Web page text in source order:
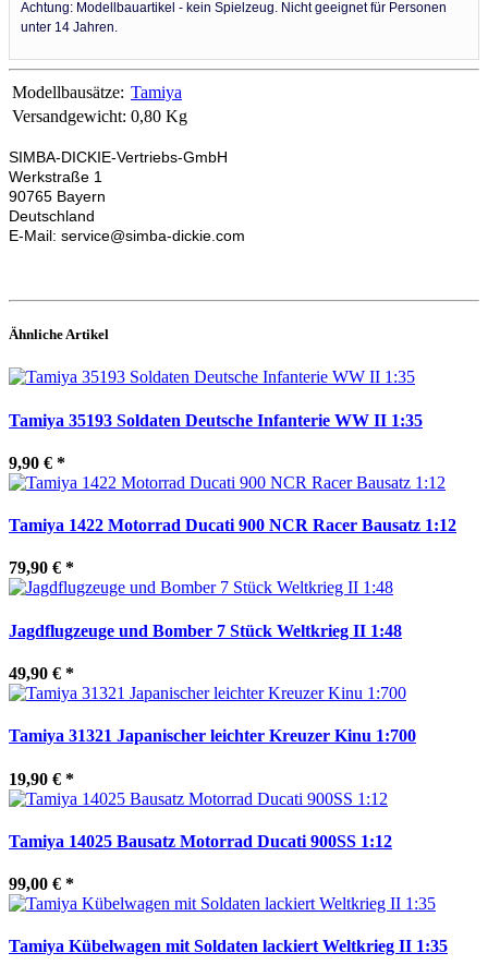
Achtung: Modellbauartikel - kein Spielzeug. Nicht geeignet für Personen
unter 14 Jahren.
Modellbausätze: Tamiya
Versandgewicht: 0,80 Kg
SIMBA-DICKIE-Vertriebs-GmbH
Werkstraße 1
90765 Bayern
Deutschland
E-Mail: service@simba-dickie.com
Ähnliche Artikel
Tamiya 35193 Soldaten Deutsche Infanterie WW II 1:35
9,90 € *
Tamiya 1422 Motorrad Ducati 900 NCR Racer Bausatz 1:12
79,90 € *
Jagdflugzeuge und Bomber 7 Stück Weltkrieg II 1:48
49,90 € *
Tamiya 31321 Japanischer leichter Kreuzer Kinu 1:700
19,90 € *
Tamiya 14025 Bausatz Motorrad Ducati 900SS 1:12
99,00 € *
Tamiya Kübelwagen mit Soldaten lackiert Weltkrieg II 1:35